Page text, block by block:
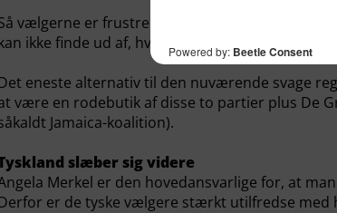
vælgerne er frustrerede, og de siver fra de
ikke finde ud af, hvor de skal gå hen, og
eneste alternativ til den nuværende svage
være en rodebutik af disse to partier plus De
Jamaica-koalition).
slæber sig videre
Merkel er den hovedansvarlige for, at
er de tyske vælgere stærkt utilfredse med